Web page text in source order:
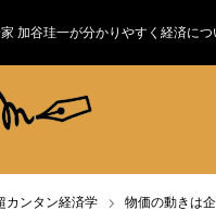
加谷珪一が分かりやすく経済に
カンタン経済学 物価の動きは